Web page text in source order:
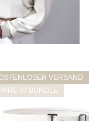
VERSAND
IM BUNDLE